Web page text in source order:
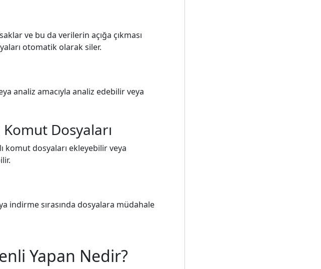
ve bu da verilerin açığa çıkması
otomatik olarak siler.
analiz amacıyla analiz edebilir veya
Komut Dosyaları
komut dosyaları ekleyebilir veya
indirme sırasında dosyalara müdahale
Yapan Nedir?